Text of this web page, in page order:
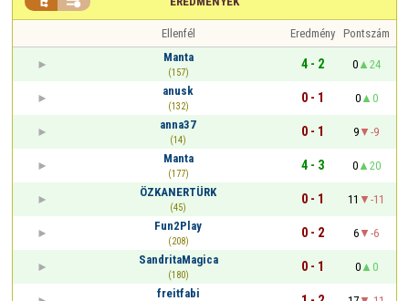
Ellenfél Eredmény Pontszám
Manta
(157)
4 - 2 0
24
anusk
(132)
0 - 1 0
0
anna37
(14)
0 - 1 9
-9
Manta
(177)
4 - 3 0
20
ÖZKANERTÜRK
(45)
0 - 1 11
-11
Fun2Play
(208)
0 - 2 6
-6
SandritaMagica
(180)
0 - 1 0
0
freitfabi